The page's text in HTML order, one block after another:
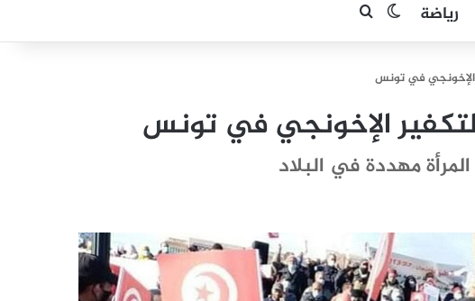
رياضة الوضع المظلم
في تونس
الإخونجي في تونس
مهددة في البلاد